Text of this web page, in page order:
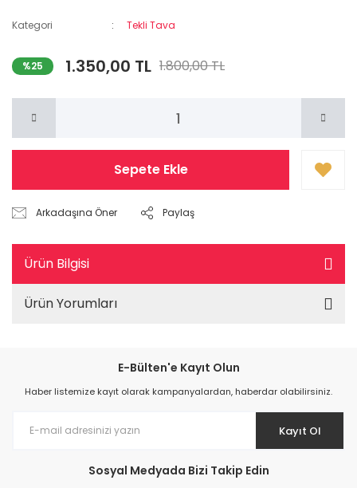
Kategori Tekli Tava
%25 1.350,00 TL 1.800,00 TL
Sepete Ekle
Arkadaşına Öner Paylaş
Ürün Bilgisi
Ürün Yorumları
E-Bülten'e Kayıt Olun
Haber listemize kayıt olarak kampanyalardan, haberdar olabilirsiniz.
Kayıt Ol
Sosyal Medyada Bizi Takip Edin